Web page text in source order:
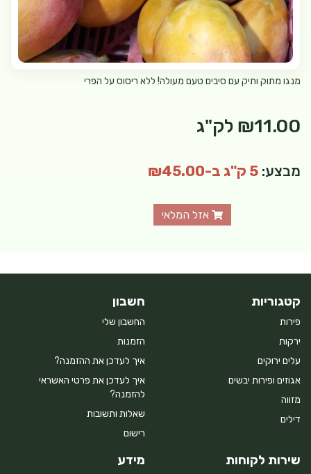
מנגו מתוק ותיק עם סיבים טעם מעולה! ללא ריסוס על הפרי
₪11.00 לק"ג
מבצע: 5 ק"ג ב-₪45.00
אזל המלאי
קטגוריות
פירות
ירקות
עלים ירוקים
אגוזים ופירות יבשים
מזווה
דילים
חשבון
החשבון שלי
הזמנות
איך לעדכן את ההזמנה?
איך לעדכן את פרטי האשראי
להזמנה?
שאלות ותשובות
רישום
שירות לקוחות מידע